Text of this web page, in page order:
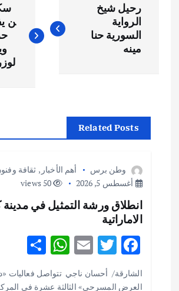
ص
رحيل شيخ
الرواية
السورية حنا
مينه
ن
Related Posts
وطن برس أهم الأخبار , ثقافة
أغسطس 5, 2026
50 views
انطلاق ورشة التمثيل في مدينة
الاماراتية
F
ac
e
T
w
it
E
ai
W
h
at
h
ar
الشارقة/ أحسان ناجي تتواصل فعاليات
العرض المسرحي» الثالثة عشرة في